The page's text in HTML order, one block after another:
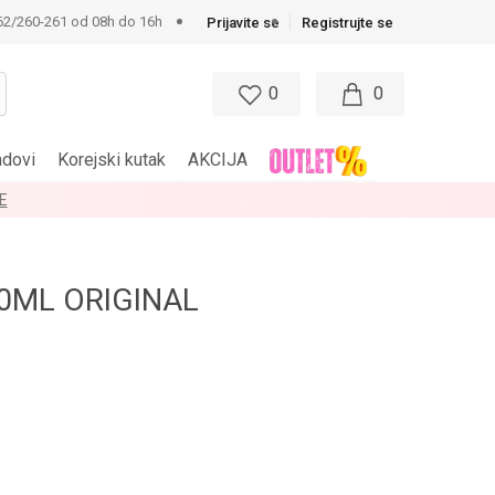
Prijavite se Registrujte se
260-261 od 08h do 16h
0
0
Korejski kutak AKCIJA
ORIGINAL